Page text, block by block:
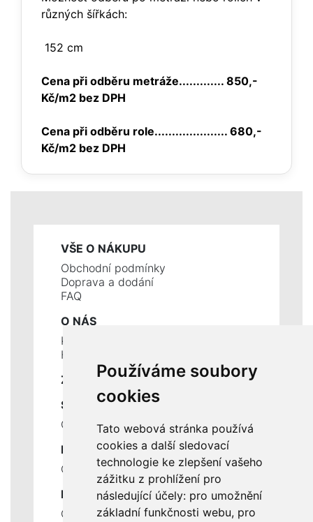
Používáme soubory
cookies
Tato webová stránka používá
cookies a další sledovací
technologie ke zlepšení vašeho
zážitku z prohlížení pro
následující účely: pro umožnění
základní funkčnosti webu, pro
různých šířkách:
152 cm
Cena při odběru metráže............. 850,-
Kč/m2 bez DPH
Cena při odběru role..................... 680,-
Kč/m2 bez DPH
VŠE O NÁKUPU
Obchodní podmínky
Doprava a dodání
FAQ
O NÁS
Kontakty
Historie a současnost
ZÁKLADNÍ ÚDAJE
SLUŽBY
Ceník servisních prací
DŮLEŽITÉ INFORMACE
Ochrana osobních údajů
RYCHLÉ ODKAZY
Odstoupení od smlouvy